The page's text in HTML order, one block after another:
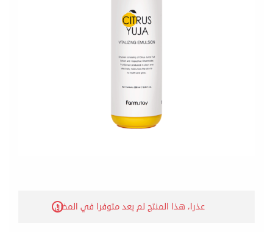
عذرا، هذا المنتج لم يعد متوفرا في المخزن